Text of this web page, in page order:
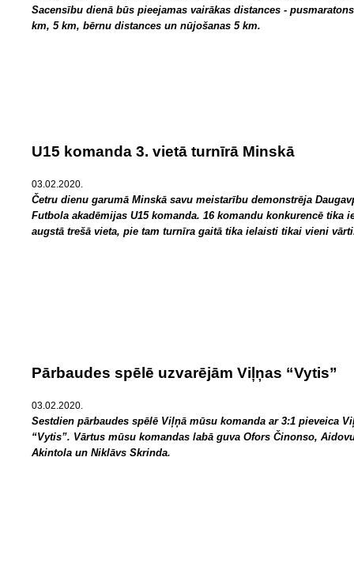
Sacensību dienā būs pieejamas vairākas distances -
km, 5 km, bērnu distances un nūjošanas 5 km.
U15 komanda 3. vietā turnīrā Minskā
03.02.2020.
Četru dienu garumā Minskā savu meistarību demonstrēja
Futbola akadēmijas U15 komanda. 16 komandu konkurencē tika
augstā trešā vieta, pie tam turnīra gaitā tika ielaisti tikai vieni
Pārbaudes spēlē uzvarējām Viļņas “Vytis”
03.02.2020.
Sestdien pārbaudes spēlē Viļņā mūsu komanda ar 3:1 pieveica
“Vytis”. Vārtus mūsu komandas labā guva Ofors Činonso,
Akintola un Niklāvs Skrinda.